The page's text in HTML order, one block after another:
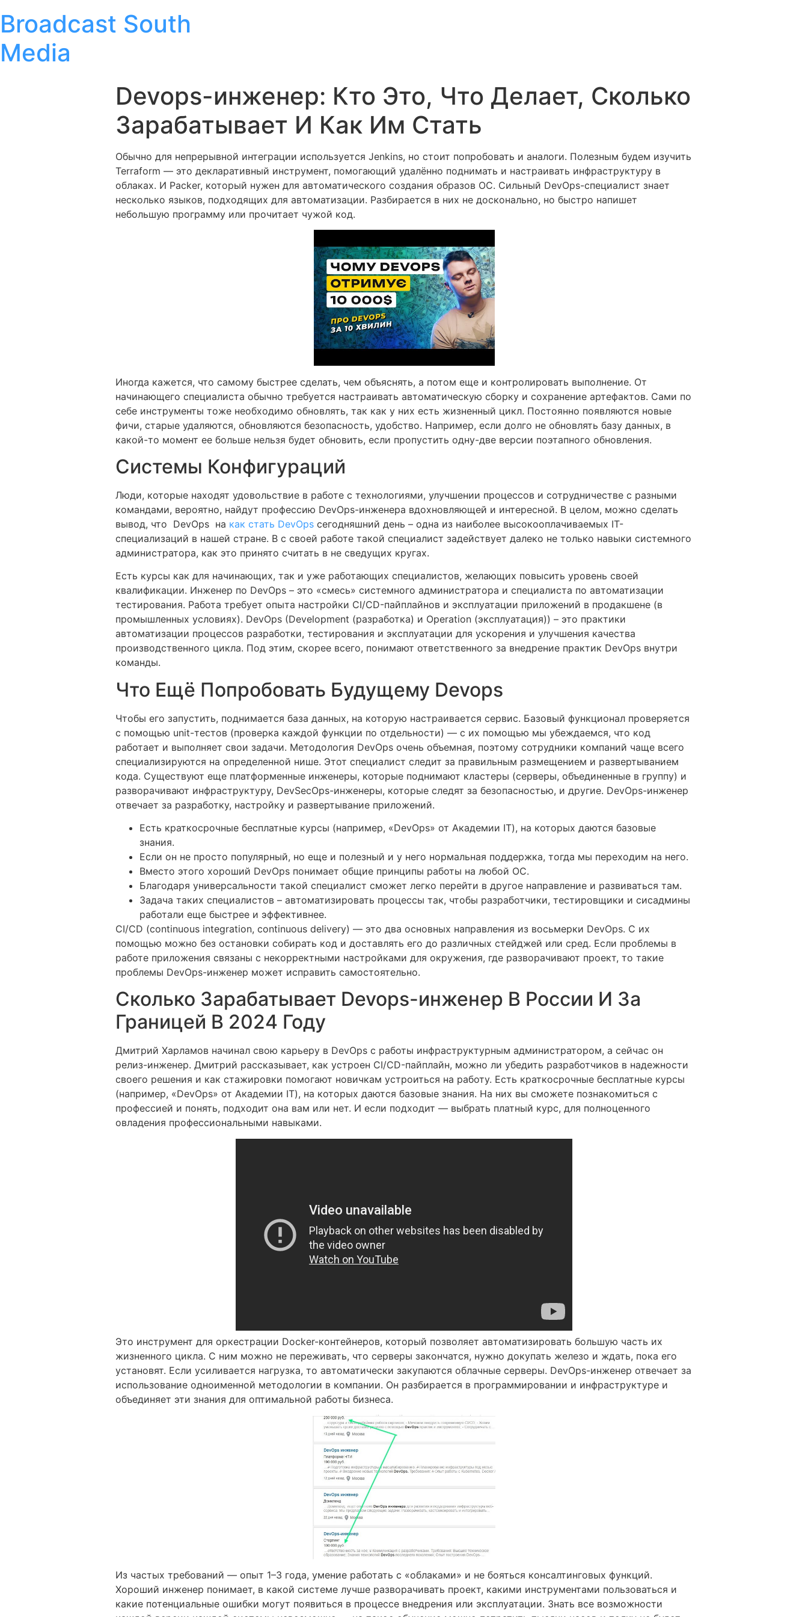
Broadcast South
Media
Devops-инженер: Кто Это, Что Делает, Сколько
Зарабатывает И Как Им Стать
Обычно для непрерывной интеграции используется Jenkins, но стоит попробовать и аналоги. Полезным будем изучить
Terraform — это декларативный инструмент, помогающий удалённо поднимать и настраивать инфраструктуру в
облаках. И Packer, который нужен для автоматического создания образов ОС. Сильный DevOps-специалист знает
несколько языков, подходящих для автоматизации. Разбирается в них не досконально, но быстро напишет
небольшую программу или прочитает чужой код.
Иногда кажется, что самому быстрее сделать, чем объяснять, а потом еще и контролировать выполнение. От
начинающего специалиста обычно требуется настраивать автоматическую сборку и сохранение артефактов. Сами по
себе инструменты тоже необходимо обновлять, так как у них есть жизненный цикл. Постоянно появляются новые
фичи, старые удаляются, обновляются безопасность, удобство. Например, если долго не обновлять базу данных, в
какой-то момент ее больше нельзя будет обновить, если пропустить одну-две версии поэтапного обновления.
Системы Конфигураций
Люди, которые находят удовольствие в работе с технологиями, улучшении процессов и сотрудничестве с разными
командами, вероятно, найдут профессию DevOps-инженера вдохновляющей и интересной. В целом, можно сделать
вывод, что DevOps на как стать DevOps сегодняшний день – одна из наиболее высокооплачиваемых IT-
специализаций в нашей стране. В с своей работе такой специалист задействует далеко не только навыки системного
администратора, как это принято считать в не сведущих кругах.
Есть курсы как для начинающих, так и уже работающих специалистов, желающих повысить уровень своей
квалификации. Инженер по DevOps – это «смесь» системного администратора и специалиста по автоматизации
тестирования. Работа требует опыта настройки CI/CD-пайплайнов и эксплуатации приложений в продакшене (в
промышленных условиях). DevOps (Development (разработка) и Operation (эксплуатация)) – это практики
автоматизации процессов разработки, тестирования и эксплуатации для ускорения и улучшения качества
производственного цикла. Под этим, скорее всего, понимают ответственного за внедрение практик DevOps внутри
команды.
Что Ещё Попробовать Будущему Devops
Чтобы его запустить, поднимается база данных, на которую настраивается сервис. Базовый функционал проверяется
с помощью unit-тестов (проверка каждой функции по отдельности) — с их помощью мы убеждаемся, что код
работает и выполняет свои задачи. Методология DevOps очень объемная, поэтому сотрудники компаний чаще всего
специализируются на определенной нише. Этот специалист следит за правильным размещением и развертыванием
кода. Существуют еще платформенные инженеры, которые поднимают кластеры (серверы, объединенные в группу) и
разворачивают инфраструктуру, DevSecOps-инженеры, которые следят за безопасностью, и другие. DevOps-инженер
отвечает за разработку, настройку и развертывание приложений.
Есть краткосрочные бесплатные курсы (например, «DevOps» от Академии IT), на которых даются базовые
знания.
Если он не просто популярный, но еще и полезный и у него нормальная поддержка, тогда мы переходим на него.
Вместо этого хороший DevOps понимает общие принципы работы на любой ОС.
Благодаря универсальности такой специалист сможет легко перейти в другое направление и развиваться там.
Задача таких специалистов – автоматизировать процессы так, чтобы разработчики, тестировщики и сисадмины
работали еще быстрее и эффективнее.
CI/CD (continuous integration, continuous delivery) — это два основных направления из восьмерки DevOps. С их
помощью можно без остановки собирать код и доставлять его до различных стейджей или сред. Если проблемы в
работе приложения связаны с некорректными настройками для окружения, где разворачивают проект, то такие
проблемы DevOps-инженер может исправить самостоятельно.
Сколько Зарабатывает Devops-инженер В России И За
Границей В 2024 Году
Дмитрий Харламов начинал свою карьеру в DevOps с работы инфраструктурным администратором, а сейчас он
релиз-инженер. Дмитрий рассказывает, как устроен CI/CD-пайплайн, можно ли убедить разработчиков в надежности
своего решения и как стажировки помогают новичкам устроиться на работу. Есть краткосрочные бесплатные курсы
(например, «DevOps» от Академии IT), на которых даются базовые знания. На них вы сможете познакомиться с
профессией и понять, подходит она вам или нет. И если подходит — выбрать платный курс, для полноценного
овладения профессиональными навыками.
Это инструмент для оркестрации Docker-контейнеров, который позволяет автоматизировать большую часть их
жизненного цикла. С ним можно не переживать, что серверы закончатся, нужно докупать железо и ждать, пока его
установят. Если усиливается нагрузка, то автоматически закупаются облачные серверы. DevOps-инженер отвечает за
использование одноименной методологии в компании. Он разбирается в программировании и инфраструктуре и
объединяет эти знания для оптимальной работы бизнеса.
Из частых требований — опыт 1–3 года, умение работать с «облаками» и не бояться консалтинговых функций.
Хороший инженер понимает, в какой системе лучше разворачивать проект, какими инструментами пользоваться и
какие потенциальные ошибки могут появиться в процессе внедрения или эксплуатации. Знать все возможности